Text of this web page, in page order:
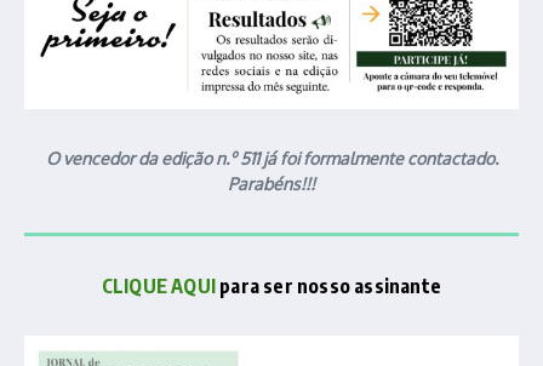
O vencedor da edição n.º 511 já foi formalmente contactado.
Parabéns!!!
CLIQUE AQUI para ser nosso assinante